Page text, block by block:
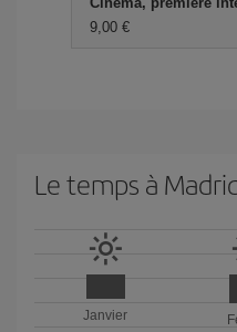
9,00 €
Le temps à
Janvier